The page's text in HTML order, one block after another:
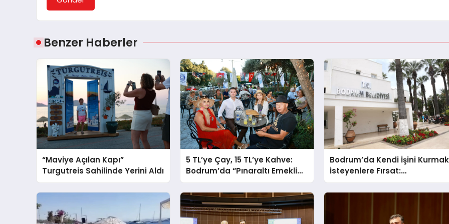
Benzer Haberler
“Maviye Açılan Kapı”
Turgutreis Sahilinde Yerini Aldı
5 TL’ye Çay, 15 TL’ye Kahve:
Bodrum’da “Pınaraltı Emekli
Kafe” Kapılarını Açtı
Bodrum’da Kendi İşini Kurmak
İsteyenlere Fırsat:
Belediyeden 15 Taşınmaz
Kiraya Veriliyor